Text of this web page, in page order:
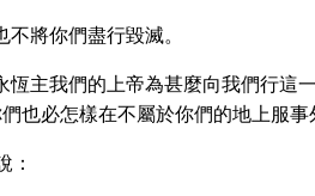
將你們盡行毀滅。
主我們的上帝為甚麼向我們行這
也必怎樣在不屬於你們的地上服事
：